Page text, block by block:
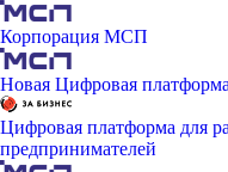
Корпорация МСП
Новая Цифровая
Цифровая платформа для
предпринимателей